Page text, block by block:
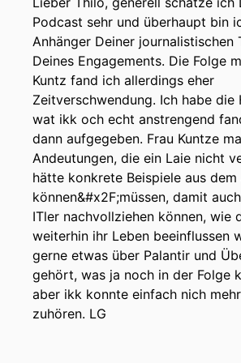
00:00:18: Nein Der Datenabgleich
00:00:19: ist... Drei Mal?
00:00:21: Sechs.
00:00:22: Echt?
00:00:23: Folge hundertsechs,
Zweihundertzweinzwanzig,
vierhundertsechzig und
00:00:30: Du warst zum ersten
dreizehn bei mir.
00:00:33: Ja ich weiß.
Podcast sehr und überhaupt bin
Anhänger Deiner journalistischen
Deines Engagements. Die Folge
Kuntz fand ich allerdings eher
Zeitverschwendung. Ich habe
wat ikk och echt anstrengend
dann aufgegeben. Frau Kuntze
Andeutungen, die ein Laie nicht
hätte konkrete Beispiele aus
können&#x2F;müssen, damit
ITler nachvollziehen können, wie
weiterhin ihr Leben beeinflussen
gerne etwas über Palantir und
gehört, was ja noch in der Folge
aber ikk konnte einfach nich
zuhören. LG